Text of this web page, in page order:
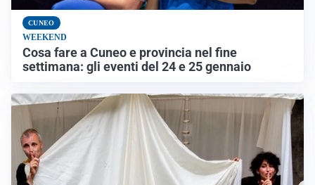
CUNEO
WEEKEND
Cosa fare a Cuneo e provincia nel fine
settimana: gli eventi del 24 e 25 gennaio